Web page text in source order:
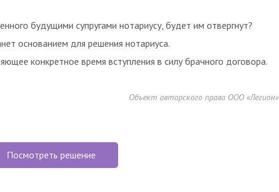
будущими супругами нотариусу, будет им отвергнут?
основанием для решения нотариуса.
конкретное время вступления в силу брачного договора.
Объект авторского права ООО «Легион»
Посмотреть решение